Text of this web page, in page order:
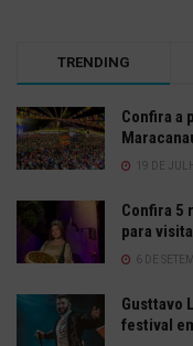
TRENDING
Confira a
19 DE
Confira 5
para
6 DE
Gusttavo
festival